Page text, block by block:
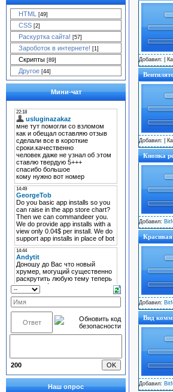
HTML [49]
CSS [2]
Раскуртка сайта! [57]
Зароботок в интернете! [1]
Скрипты [89]
Другое [44]
Мини-чат
200
Наш опрос
Добавил: |
Добавил: |
Кнопка
Добавил:
Красивая
Добавил:
Вид
Добавил: